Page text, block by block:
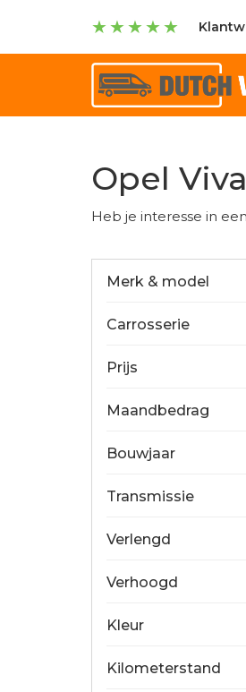
★★★★★
Opel
Heb je interesse in
Merk & model
Carrosserie
Prijs
Maandbedrag
Bouwjaar
Transmissie
Verlengd
Verhoogd
Kleur
Kilometerstand